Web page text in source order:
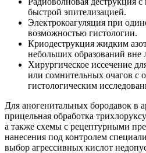
быстрой эпителизацией.
Электрокоагуляция при
возможностью гистологии.
Криодеструкция жидким
небольших образований вне
Хирургическое иссечение
или сомнительных очагов с
гистологическим
Для аногенитальных бородавок в
прицельная обработка
а также схемы с рецептурными
нанесения под контролем
выбор агрессивных кислот